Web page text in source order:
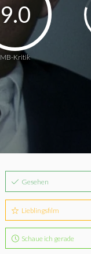
MB-Kritik
9.0
Gesehen
Lieblingsfilm
Schaue ich gerade